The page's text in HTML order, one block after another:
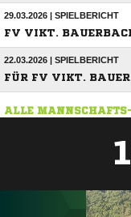
29.03.2026 | SPIELBERICHT
FV VIKT.
22.03.2026 | SPIELBERICHT
FÜR FV VIKT.
ALLE